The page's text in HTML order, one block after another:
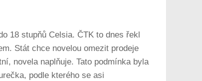
18 stupňů Celsia. ČTK to dnes řekl
Stát chce novelou omezit prodeje
novela naplňuje. Tato podmínka byla
podle kterého se asi